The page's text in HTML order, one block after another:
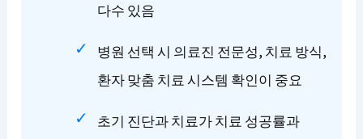
다수 있음
병원 선택 시 의료진 전문성, 치료 방식,
환자 맞춤 치료 시스템 확인이 중요
초기 진단과 치료가 치료 성공률과